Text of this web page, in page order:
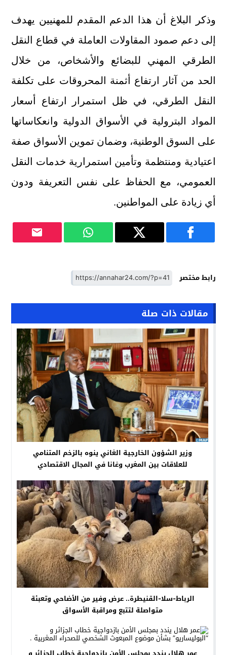
وذكر البلاغ أن هذا الدعم المقدم للمهنيين يهدف
إلى دعم صمود المقاولات العاملة في قطاع النقل
الطرقي المهني للبضائع والأشخاص، من خلال
الحد من آثار ارتفاع أثمنة المحروقات على تكلفة
النقل الطرقي، في ظل استمرار ارتفاع أسعار
المواد البترولية في الأسواق الدولية وانعكاساتها
على السوق الوطنية، وضمان تموين الأسواق صفة
اعتيادية ومنتظمة وتأمين استمرارية خدمات النقل
العمومي، مع الحفاظ على نفس التعريفة ودون
أي زيادة على المواطنين.
رابط مختصر
مقالات ذات صلة
وزير الشؤون الخارجية الغاني ينوه بالزخم المتنامي
للعلاقات بين المغرب وغانا في المجال الاقتصادي
الرباط-سلا-القنيطرة.. عرض وفير من الأضاحي وتعبئة
متواصلة لتتبع ومراقبة الأسواق